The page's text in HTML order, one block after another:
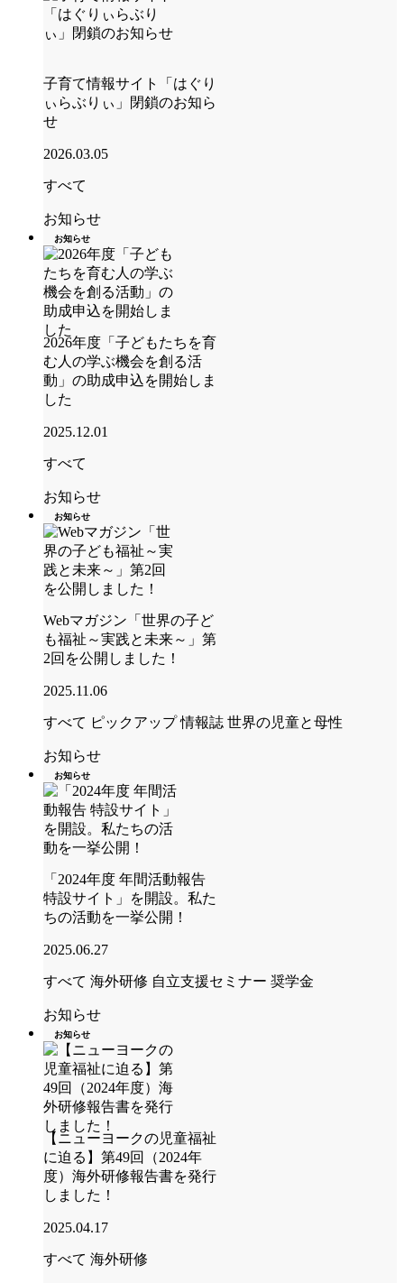
子育て情報サイト「はぐり
ぃらぶりぃ」閉鎖のお知ら
せ
2026.03.05
すべて
お知らせ
お知らせ
2026年度「子どもたちを育
む人の学ぶ機会を創る活
動」の助成申込を開始しま
した
2025.12.01
すべて
お知らせ
お知らせ
Webマガジン「世界の子ど
も福祉～実践と未来～」第
2回を公開しました！
2025.11.06
すべて ピックアップ 情報誌 世界の児童と母性
お知らせ
お知らせ
「2024年度 年間活動報告
特設サイト」を開設。私た
ちの活動を一挙公開！
2025.06.27
すべて 海外研修 自立支援セミナー 奨学金
お知らせ
お知らせ
【ニューヨークの児童福祉
に迫る】第49回（2024年
度）海外研修報告書を発行
しました！
2025.04.17
すべて 海外研修